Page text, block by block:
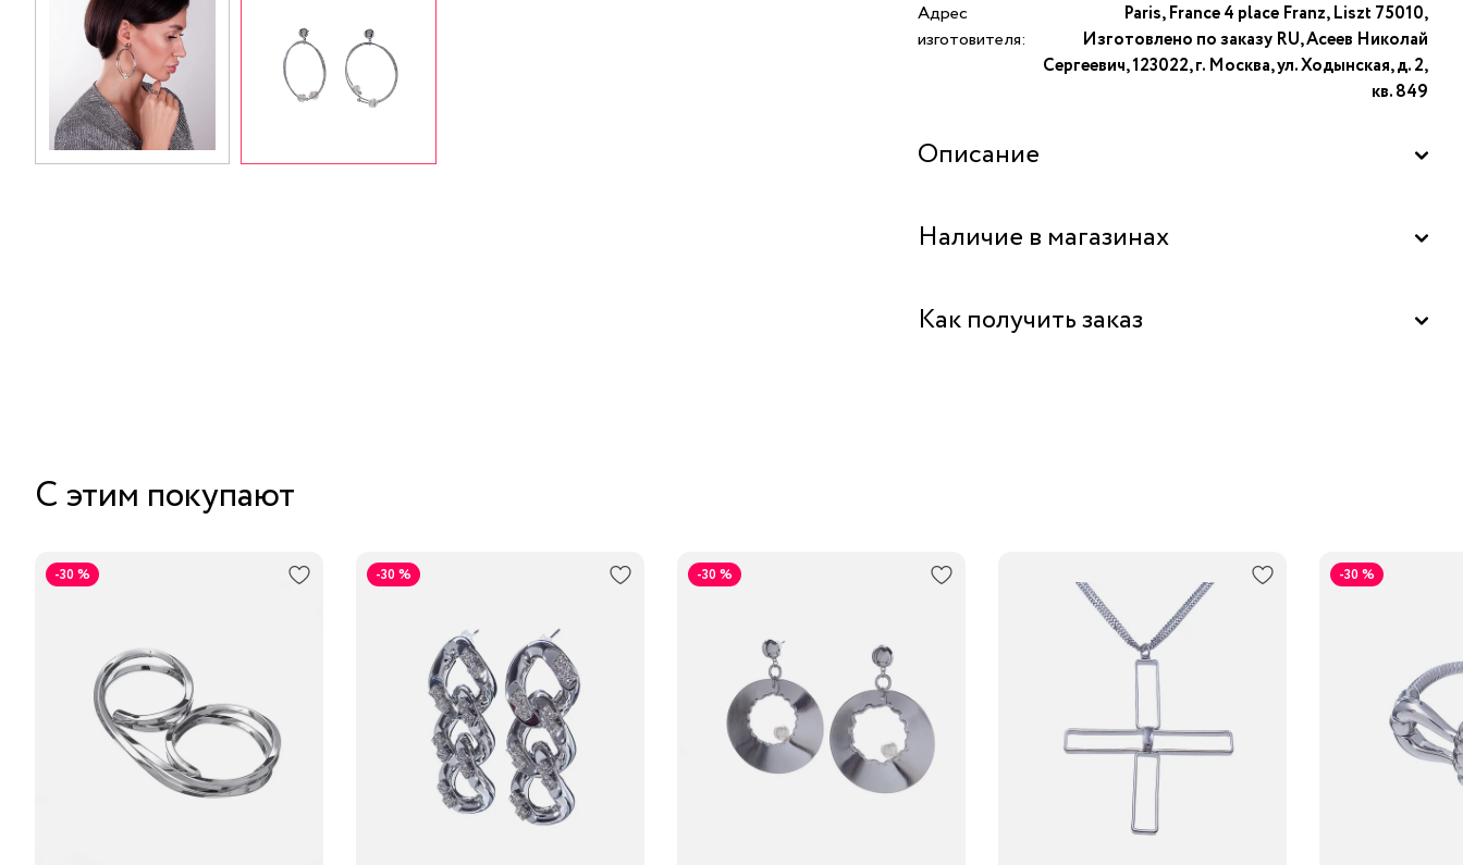
Адрес
изготовителя:
Paris, France 4 place Franz, Liszt 75010,
Изготовлено по заказу RU, Асеев Николай
Сергеевич, 123022, г. Москва, ул. Ходынская, д. 2,
кв. 849
Описание
выполнены в форме крупных колец в два оборота, дополнены
Наличие в магазинах
Бутик "La Nature" в ТОЦ "Вит", Пушкино
Как получить заказ
Подробнее о сроках доставки
С этим покупают
-30 % -30 % -30 % -30 %